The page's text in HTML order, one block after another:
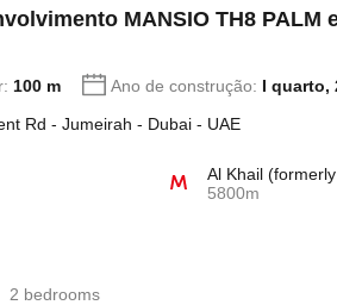
MANSIO TH8
100 m Ano de construção: I quarto,
Rd - Jumeirah - Dubai - UAE
Al Khail
5800m
2 bedrooms